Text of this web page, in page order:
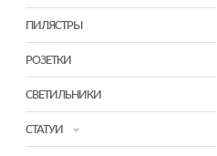
ПИЛЯСТРЫ
РОЗЕТКИ
СВЕТИЛЬНИКИ
СТАТУИ